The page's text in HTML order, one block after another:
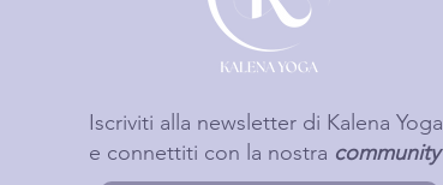
Iscriviti alla newsletter di Kalena Yoga
e connettiti con la nostra community